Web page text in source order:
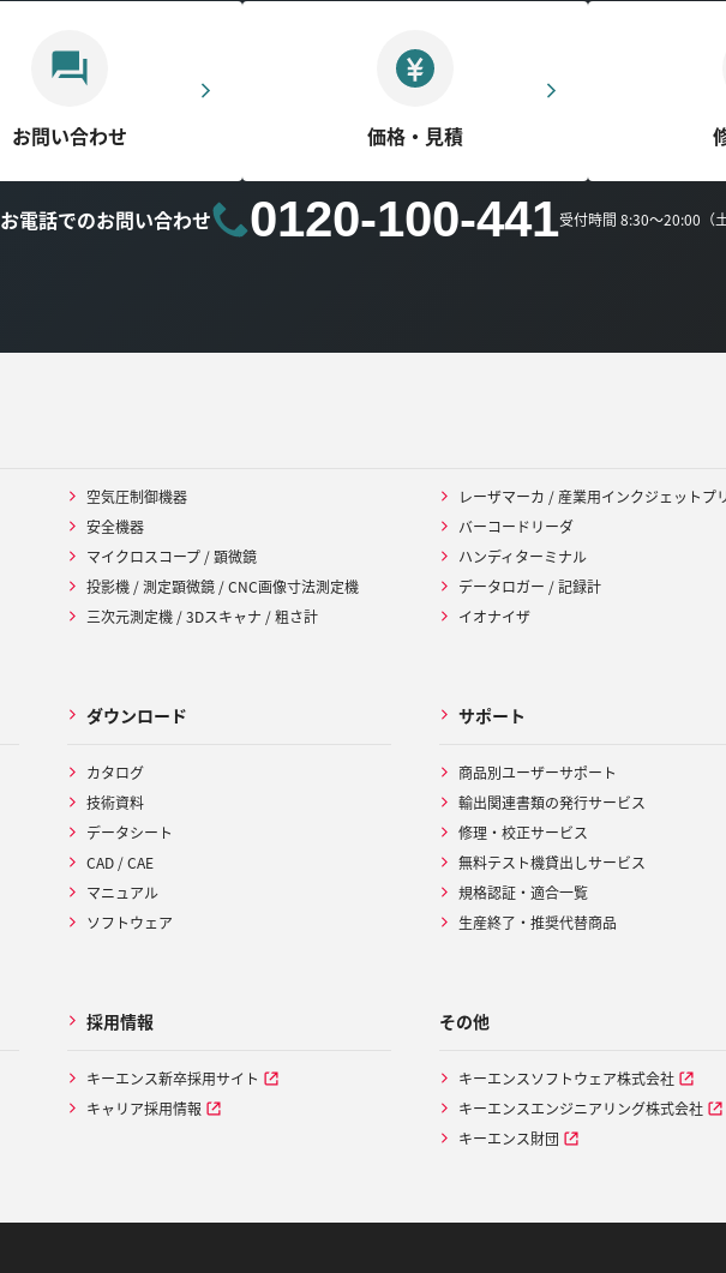
お問い合わせ 価格・見積
お電話でのお問い合わせ 0120-100-441受付時間 8:30～20:00（
空気圧制御機器
安全機器
マイクロスコープ / 顕微鏡
投影機 / 測定顕微鏡 / CNC画像寸法測定機
三次元測定機 / 3Dスキャナ / 粗さ計
レーザマーカ / 産業用インクジェットプ
バーコードリーダ
ハンディターミナル
データロガー / 記録計
イオナイザ
ダウンロード
カタログ
技術資料
データシート
CAD / CAE
マニュアル
ソフトウェア
サポート
商品別ユーザーサポート
輸出関連書類の発行サービス
修理・校正サービス
無料テスト機貸出しサービス
規格認証・適合一覧
生産終了・推奨代替商品
採用情報
キーエンス新卒採用サイト
キャリア採用情報
その他
キーエンスソフトウェア株式会社
キーエンスエンジニアリング株式会社
キーエンス財団